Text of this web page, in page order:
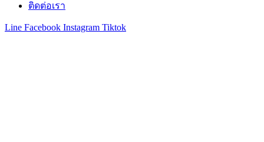
ติดต่อเรา
Line Facebook Instagram Tiktok